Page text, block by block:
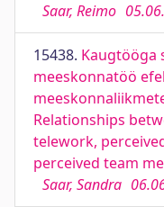
Saar, Reimo
15438. Kaugtööga
meeskonnatöö
Relationships
telework,
perceived team
Saar, Sandra